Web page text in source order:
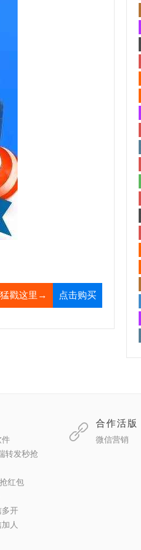
戳这里→ 点击购买
件
转发秒抢
红包
开
人
合作活版
微信营销